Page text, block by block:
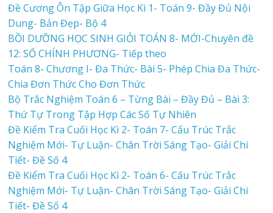
Đề Cương Ôn Tập Giữa Học Kì 1- Toán 9- Đầy Đủ Nội
Dung- Bản Đẹp- Bộ 4
BỒI DƯỠNG HỌC SINH GIỎI TOÁN 8- MỚI-Chuyên đề
12: SỐ CHÍNH PHƯƠNG- Tiếp theo
Toán 8- Chương I- Đa Thức- Bài 5- Phép Chia Đa Thức-
Chia Đơn Thức Cho Đơn Thức
Bộ Trắc Nghiệm Toán 6 – Từng Bài – Đầy Đủ – Bài 3:
Thứ Tự Trong Tập Hợp Các Số Tự Nhiên
Đề Kiểm Tra Cuối Học Kì 2- Toán 7- Cấu Trúc Trắc
Nghiệm Mới- Tự Luận- Chân Trời Sáng Tạo- Giải Chi
Tiết- Đề Số 4
Đề Kiểm Tra Cuối Học Kì 2- Toán 6- Cấu Trúc Trắc
Nghiệm Mới- Tự Luận- Chân Trời Sáng Tạo- Giải Chi
Tiết- Đề Số 4